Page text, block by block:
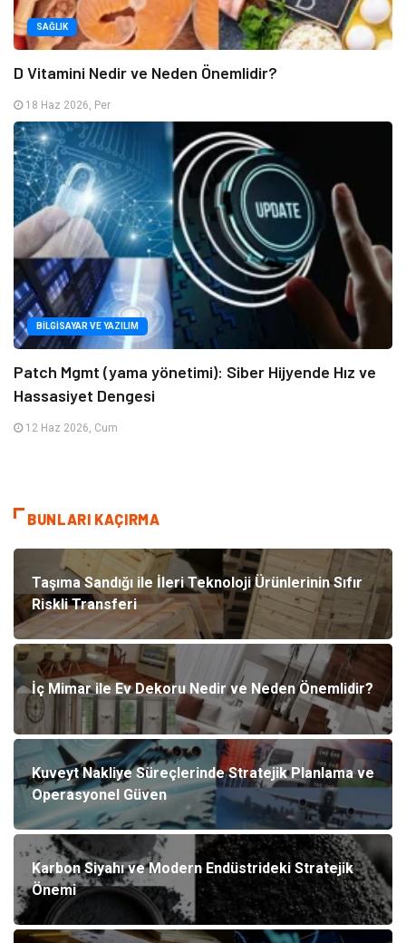
SAĞLIK
D Vitamini Nedir ve Neden Önemlidir?
18 Haz 2026, Per
BILGISAYAR VE YAZILIM
Patch Mgmt (yama yönetimi): Siber Hijyende Hız ve
Hassasiyet Dengesi
12 Haz 2026, Cum
BUNLARI KAÇIRMA
Taşıma Sandığı ile İleri Teknoloji Ürünlerinin Sıfır
Riskli Transferi
İç Mimar ile Ev Dekoru Nedir ve Neden Önemlidir?
Kuveyt Nakliye Süreçlerinde Stratejik Planlama ve
Operasyonel Güven
Karbon Siyahı ve Modern Endüstrideki Stratejik
Önemi